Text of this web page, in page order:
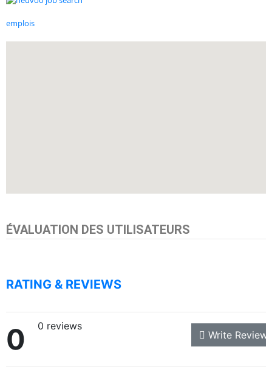
emplois
ÉVALUATION DES UTILISATEURS
RATING & REVIEWS
0 0 reviews
Write Review